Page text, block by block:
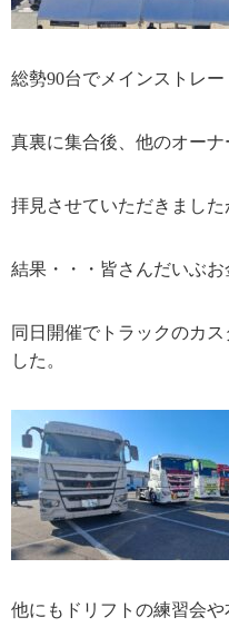
総勢90台でメインストレ
真裏に集合後、他のオー
拝見させていただきまし
結果・・・皆さんだいぶお
同日開催でトラックのカ
した。
他にもドリフトの練習会